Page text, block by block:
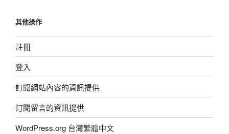
其他操作
註冊
登入
訂閱網站內容的資訊提供
訂閱留言的資訊提供
WordPress.org 台灣繁體中文